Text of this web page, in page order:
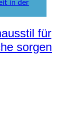
für
sorgen